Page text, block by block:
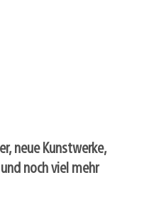
neue Kunstwerke,
noch viel mehr